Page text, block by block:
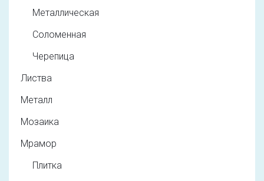
Металлическая
Соломенная
Черепица
Листва
Металл
Мозаика
Мрамор
Плитка